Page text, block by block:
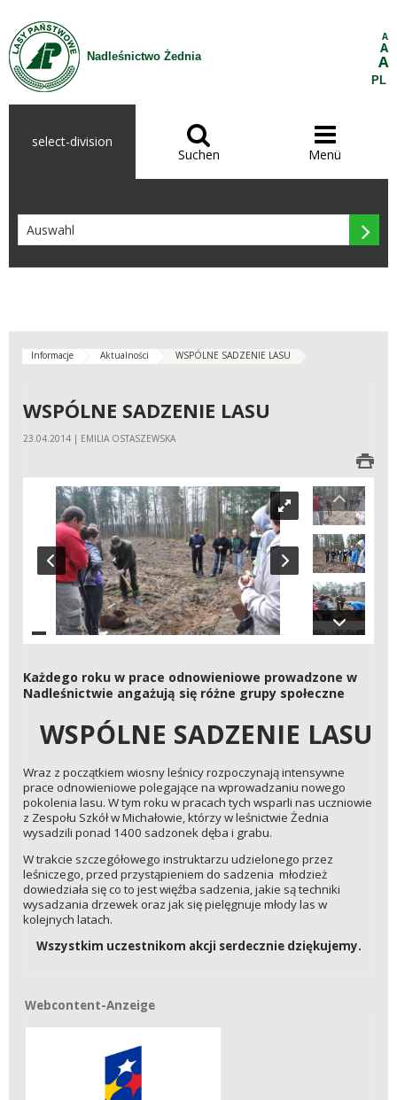
Zum Inhalt wechseln
Nadleśnictwo Żednia
A
A
A
PL
select-division 
Suchen

Menü

Informacje Aktualności WSPÓLNE SADZENIE LASU
WSPÓLNE SADZENIE LASU
23.04.2014 | EMILIA OSTASZEWSKA
Każdego roku w prace odnowieniowe prowadzone w
Nadleśnictwie angażują się różne grupy społeczne
WSPÓLNE SADZENIE LASU
Wraz z początkiem wiosny leśnicy rozpoczynają intensywne
prace odnowieniowe polegające na wprowadzaniu nowego
pokolenia lasu. W tym roku w pracach tych wsparli nas uczniowie
z Zespołu Szkół w Michałowie, którzy w leśnictwie Żednia
wysadzili ponad 1400 sadzonek dęba i grabu.
W trakcie szczegółowego instruktarzu udzielonego przez
leśniczego, przed przystąpieniem do sadzenia młodzież
dowiedziała się co to jest więźba sadzenia, jakie są techniki
wysadzania drzewek oraz jak się pielęgnuje młody las w
kolejnych latach.
Wszystkim uczestnikom akcji serdecznie dziękujemy.
Webcontent-Anzeige
Webcontent-Anzeige